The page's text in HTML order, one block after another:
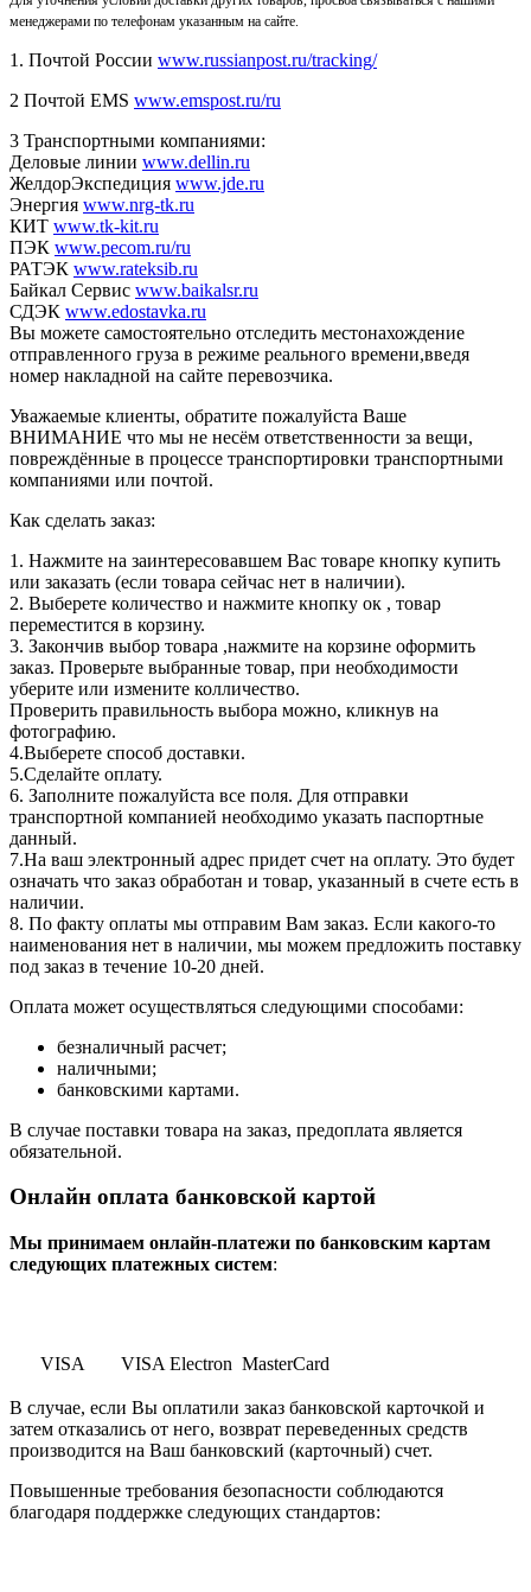
менеджерами по телефонам указанным на сайте.
1. Почтой России www.russianpost.ru/tracking/
2 Почтой EMS www.emspost.ru/ru
3 Транспортными компаниями:
Деловые линии www.dellin.ru
ЖелдорЭкспедиция www.jde.ru
Энергия www.nrg-tk.ru
КИТ www.tk-kit.ru
ПЭК www.pecom.ru/ru
РАТЭК www.rateksib.ru
Байкал Сервис www.baikalsr.ru
СДЭК www.edostavka.ru
Вы можете самостоятельно отследить местонахождение
отправленного груза в режиме реального времени,введя
номер накладной на сайте перевозчика.
Уважаемые клиенты, обратите пожалуйста Ваше
ВНИМАНИЕ что мы не несём ответственности за вещи,
повреждённые в процессе транспортировки транспортными
компаниями или почтой.
Как сделать заказ:
1. Нажмите на заинтересовавшем Вас товаре кнопку купить
или заказать (если товара сейчас нет в наличии).
2. Выберете количество и нажмите кнопку ок , товар
переместится в корзину.
3. Закончив выбор товара ,нажмите на корзине оформить
заказ. Проверьте выбранные товар, при необходимости
уберите или измените колличество.
Проверить правильность выбора можно, кликнув на
фотографию.
4.Выберете способ доставки.
5.Сделайте оплату.
6. Заполните пожалуйста все поля. Для отправки
транспортной компанией необходимо указать паспортные
данный.
7.На ваш электронный адрес придет счет на оплату. Это будет
означать что заказ обработан и товар, указанный в счете есть в
наличии.
8. По факту оплаты мы отправим Вам заказ. Если какого-то
наименования нет в наличии, мы можем предложить поставку
под заказ в течение 10-20 дней.
Оплата может осуществляться следующими способами:
безналичный расчет;
наличными;
банковскими картами.
В случае поставки товара на заказ, предоплата является
обязательной.
Онлайн оплата банковской картой
Мы принимаем онлайн-платежи по банковским картам
cледующих платежных систем:
VISA VISA Electron MasterCard
В случае, если Вы оплатили заказ банковской карточкой и
затем отказались от него, возврат переведенных средств
производится на Ваш банковский (карточный) счет.
Повышенные требования безопасности соблюдаются
благодаря поддержке следующих стандартов: